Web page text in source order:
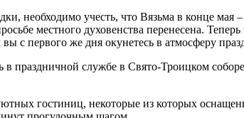
необходимо учесть, что Вязьма в конце
местного духовенства перенесена.
с первого же дня окунетесь в атмосферу
в праздничной службе в Свято-Троицком
гостиниц, некоторые из которых